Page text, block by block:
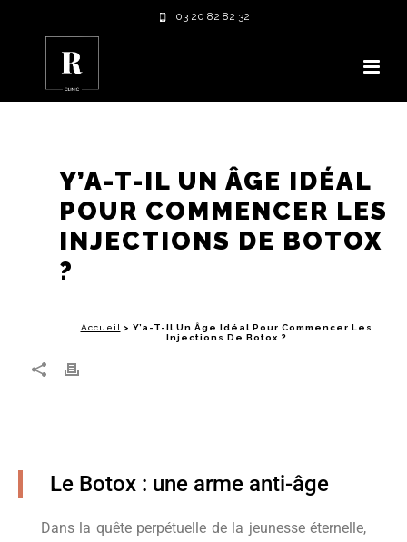
03 20 82 82 32
Y’A-T-IL UN ÂGE IDÉAL
POUR COMMENCER LES
INJECTIONS DE BOTOX
?
Accueil > Y’a-T-Il Un Âge Idéal Pour Commencer Les
Injections De Botox ?
Le Botox : une arme anti-âge
Dans la quête perpétuelle de la jeunesse éternelle,